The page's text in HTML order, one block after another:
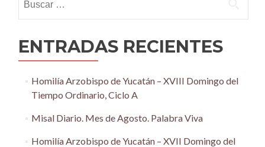
ENTRADAS RECIENTES
Homilía Arzobispo de Yucatán – XVIII Domingo del
Tiempo Ordinario, Ciclo A
Misal Diario. Mes de Agosto. Palabra Viva
Homilía Arzobispo de Yucatán – XVII Domingo del